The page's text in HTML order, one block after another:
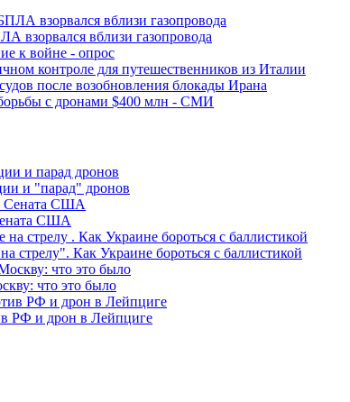
взорвался вблизи газопровода
к войне - опрос
контроле для путешественников из Италии
после возобновления блокады Ирана
с дронами $400 млн - СМИ
и "парад" дронов
США
стрелу". Как Украине бороться с баллистикой
что это было
РФ и дрон в Лейпциге